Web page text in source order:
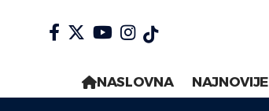
NASLOVNA NAJNOVIJE